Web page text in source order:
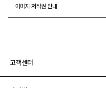
이미지 저작권 안내
고객센터